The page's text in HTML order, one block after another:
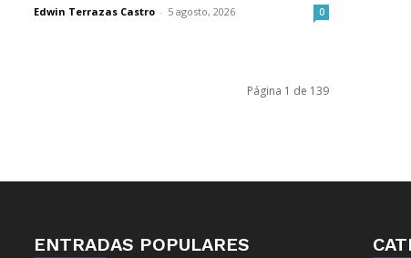
Edwin Terrazas Castro - 5 agosto, 2026 0
Página 1 de 139
ENTRADAS POPULARES